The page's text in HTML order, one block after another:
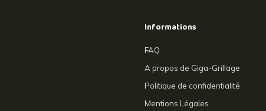
Informations
FAQ
A propos de Giga-Grillage
Politique de confidentialité
Mentions Légales